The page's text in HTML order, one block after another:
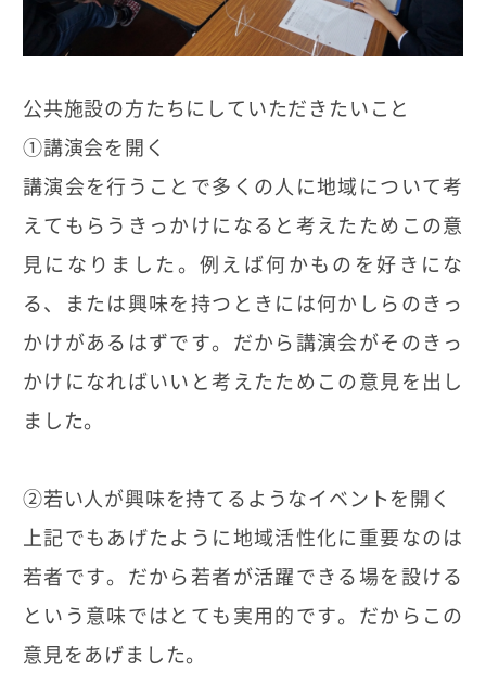
公共施設の方たちにしていただきたいこと
①講演会を開く
講演会を行うことで多くの人に地域について考
えてもらうきっかけになると考えたためこの意
見になりました。例えば何かものを好きにな
る、または興味を持つときには何かしらのきっ
かけがあるはずです。だから講演会がそのきっ
かけになればいいと考えたためこの意見を出し
ました。
②若い人が興味を持てるようなイベントを開く
上記でもあげたように地域活性化に重要なのは
若者です。だから若者が活躍できる場を設ける
という意味ではとても実用的です。だからこの
意見をあげました。